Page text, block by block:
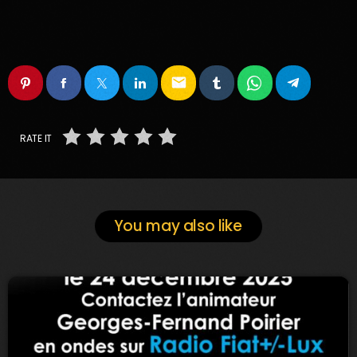
email
RATE IT
You may also like